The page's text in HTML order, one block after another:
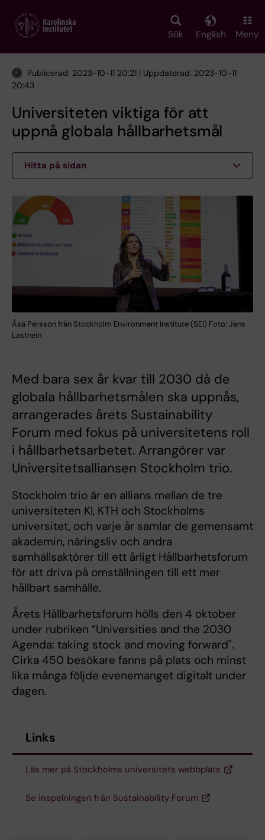
main
Sök English Meny
Publicerad: 2023-10-11 20:21 | Uppdaterad: 2023-10-11
20:43
Universiteten viktiga för att
uppnå globala hållbarhetsmål
Hitta på sidan
Åsa Persson från Stockholm Environment Institute (SEI) Foto: Jens
Lasthein
Med bara sex år kvar till 2030 då de
globala hållbarhetsmålen ska uppnås,
arrangerades årets Sustainability
Forum med fokus på universitetens roll
i hållbarhetsarbetet. Arrangörer var
Universitetsalliansen Stockholm trio.
Stockholm trio är en allians mellan de tre
universiteten KI, KTH och Stockholms
universitet, och varje år samlar de gemensamt
akademin, näringsliv och andra
samhällsaktörer till ett årligt Hållbarhetsforum
för att driva på omställningen till ett mer
hållbart samhälle.
Årets Hållbarhetsforum hölls den 4 oktober
under rubriken ”Universities and the 2030
Agenda: taking stock and moving forward".
Cirka 450 besökare fanns på plats och minst
lika många följde evenemanget digitalt under
dagen.
Links
Läs mer på Stockholms universitets webbplats
Se inspelningen från Sustainability Forum